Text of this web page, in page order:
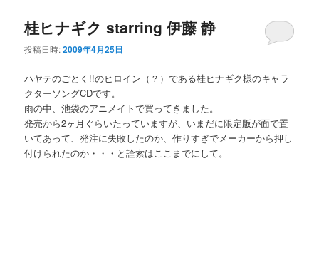
桂ヒナギク starring 伊藤 静
投稿日時:2009年4月25日
ハヤテのごとく!!のヒロイン（？）である桂ヒナギク様のキャラ
クターソングCDです。
雨の中、池袋のアニメイトで買ってきました。
発売から2ヶ月ぐらいたっていますが、いまだに限定版が面で置
いてあって、発注に失敗したのか、作りすぎでメーカーから押し
付けられたのか・・・と詮索はここまでにして。